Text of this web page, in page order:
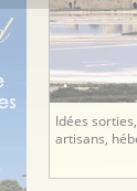
Idées
artisans,